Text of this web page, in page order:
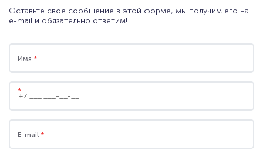
Оставьте свое сообщение в этой форме, мы получим его на
e-mail и обязательно ответим!
Имя *
*
E-mail *